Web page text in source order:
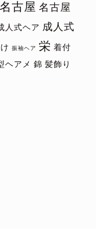
名古屋 名古屋
人式ヘア 成人式
振袖ヘア 栄 着付
ヘアメ 錦 髪飾り